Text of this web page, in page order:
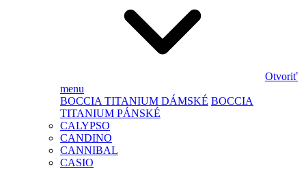
Otvoriť
menu
BOCCIA TITANIUM DÁMSKÉ BOCCIA
TITANIUM PÁNSKÉ
CALYPSO
CANDINO
CANNIBAL
CASIO